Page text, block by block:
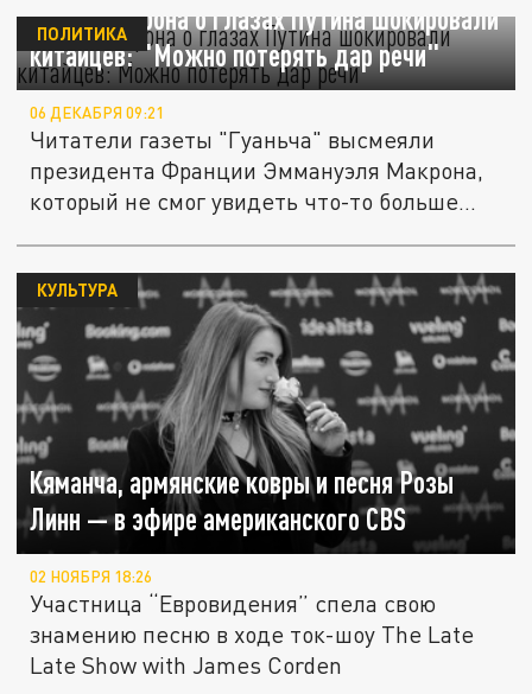
Слова Макрона о глазах Путина шокировали
китайцев: "Можно потерять дар речи"
ПОЛИТИКА
06 ДЕКАБРЯ 09:21
Читатели газеты "Гуаньча" высмеяли
президента Франции Эммануэля Макрона,
который не смог увидеть что-то больше...
Кяманча, армянские ковры и песня Розы
Линн — в эфире американского CBS
КУЛЬТУРА
02 НОЯБРЯ 18:26
Участница “Евровидения” спела свою
знамению песню в ходе ток-шоу The Late
Late Show with James Corden